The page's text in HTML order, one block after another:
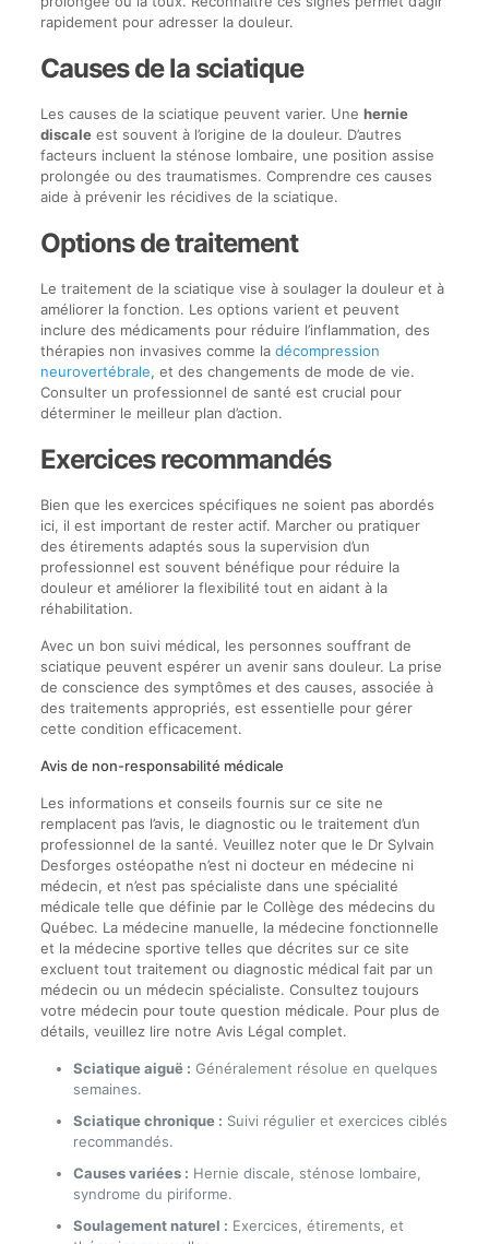
rapidement pour adresser la douleur.
Causes de la sciatique
Les causes de la sciatique peuvent varier. Une hernie
discaleest souvent à l’origine de la douleur. D’autres
facteurs incluent la sténose lombaire, une position assise
prolongée ou des traumatismes. Comprendre ces causes
aide à prévenir les récidives de la sciatique.
Options de traitement
Le traitement de la sciatique vise à soulager la douleur et à
améliorer la fonction. Les options varient et peuvent
inclure des médicaments pour réduire l’inflammation, des
thérapies non invasives comme la décompression
neurovertébrale, et des changements de mode de vie.
Consulter un professionnel de santé est crucial pour
déterminer le meilleur plan d’action.
Exercices recommandés
Bien que les exercices spécifiques ne soient pas abordés
ici, il est important de rester actif. Marcher ou pratiquer
des étirements adaptés sous la supervision d’un
professionnel est souvent bénéfique pour réduire la
douleur et améliorer la flexibilité tout en aidant à la
réhabilitation.
Avec un bon suivi médical, les personnes souffrant de
sciatique peuvent espérer un avenir sans douleur. La prise
de conscience des symptômes et des causes, associée à
des traitements appropriés, est essentielle pour gérer
cette condition efficacement.
Avis de non-responsabilité médicale
Les informations et conseils fournis sur ce site ne
remplacent pas l’avis, le diagnostic ou le traitement d’un
professionnel de la santé. Veuillez noter que le Dr Sylvain
Desforges ostéopathe n’est ni docteur en médecine ni
médecin, et n’est pas spécialiste dans une spécialité
médicale telle que définie par le Collège des médecins du
Québec. La médecine manuelle, la médecine fonctionnelle
et la médecine sportive telles que décrites sur ce site
excluent tout traitement ou diagnostic médical fait par un
médecin ou un médecin spécialiste. Consultez toujours
votre médecin pour toute question médicale. Pour plus de
détails, veuillez lire notre Avis Légal complet.
Sciatique aiguë : Généralement résolue en quelques
semaines.
Sciatique chronique : Suivi régulier et exercices ciblés
recommandés.
Causes variées : Hernie discale, sténose lombaire,
syndrome du piriforme.
Soulagement naturel : Exercices, étirements, et